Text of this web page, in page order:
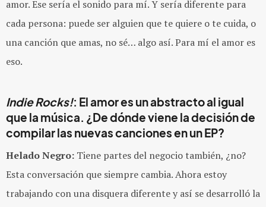
amor. Ese sería el sonido para mí. Y sería diferente para
cada persona: puede ser alguien que te quiere o te cuida, o
una canción que amas, no sé… algo así. Para mí el amor es
eso.
Indie Rocks!: El amor es un abstracto al igual
que la música. ¿De dónde viene la decisión de
compilar las nuevas canciones en un EP?
Helado Negro: Tiene partes del negocio también, ¿no?
Esta conversación que siempre cambia. Ahora estoy
trabajando con una disquera diferente y así se desarrolló la